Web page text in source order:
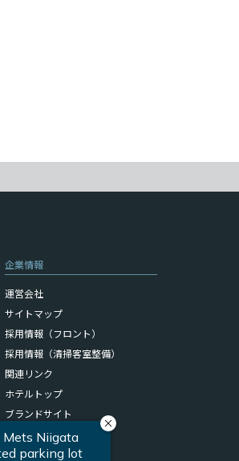
企業情報
運営会社
サイトマップ
採用情報（フロント）
採用情報（清掃客室整備）
関連リンク
ホテルトップ
ブランドサイト